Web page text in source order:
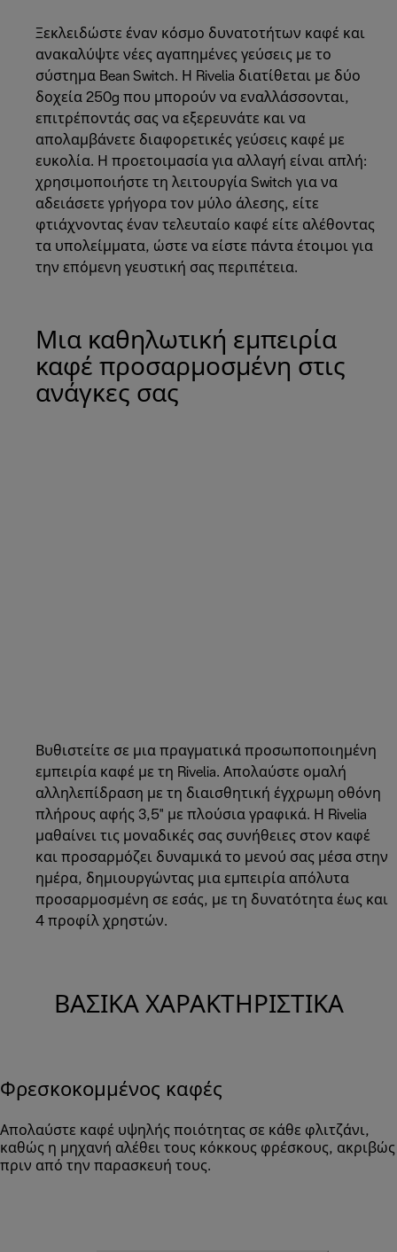
Ξεκλειδώστε έναν κόσμο δυνατοτήτων καφέ και
ανακαλύψτε νέες αγαπημένες γεύσεις με το
σύστημα Bean Switch. Η Rivelia διατίθεται με δύο
δοχεία 250g που μπορούν να εναλλάσσονται,
επιτρέποντάς σας να εξερευνάτε και να
απολαμβάνετε διαφορετικές γεύσεις καφέ με
ευκολία. Η προετοιμασία για αλλαγή είναι απλή:
χρησιμοποιήστε τη λειτουργία Switch για να
αδειάσετε γρήγορα τον μύλο άλεσης, είτε
φτιάχνοντας έναν τελευταίο καφέ είτε αλέθοντας
τα υπολείμματα, ώστε να είστε πάντα έτοιμοι για
την επόμενη γευστική σας περιπέτεια.
Μια καθηλωτική εμπειρία
καφέ προσαρμοσμένη στις
ανάγκες σας
Βυθιστείτε σε μια πραγματικά προσωποποιημένη
εμπειρία καφέ με τη Rivelia. Απολαύστε ομαλή
αλληλεπίδραση με τη διαισθητική έγχρωμη οθόνη
πλήρους αφής 3,5" με πλούσια γραφικά. Η Rivelia
μαθαίνει τις μοναδικές σας συνήθειες στον καφέ
και προσαρμόζει δυναμικά το μενού σας μέσα στην
ημέρα, δημιουργώντας μια εμπειρία απόλυτα
προσαρμοσμένη σε εσάς, με τη δυνατότητα έως και
4 προφίλ χρηστών.
ΒΑΣΙΚΆ ΧΑΡΑΚΤΗΡΙΣΤΙΚΆ
Φρεσκοκομμένος καφές
Απολαύστε καφέ υψηλής ποιότητας σε κάθε φλιτζάνι,
καθώς η μηχανή αλέθει τους κόκκους φρέσκους, ακριβώς
πριν από την παρασκευή τους.